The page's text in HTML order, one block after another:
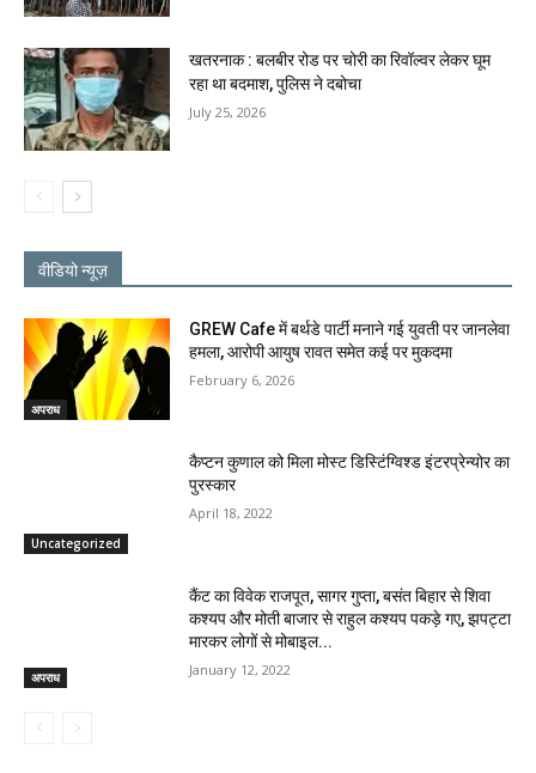
खतरनाक : बलबीर रोड पर चोरी का रिवॉल्वर लेकर घूम
रहा था बदमाश, पुलिस ने दबोचा
July 25, 2026
वीडियो न्यूज़
अपराध
GREW Cafe में बर्थडे पार्टी मनाने गई युवती पर जानलेवा
हमला, आरोपी आयुष रावत समेत कई पर मुकदमा
February 6, 2026
Uncategorized
कैप्टन कुणाल को मिला मोस्ट डिस्टिंग्विश्ड इंटरप्रेन्योर का
पुरस्कार
April 18, 2022
अपराध
कैंट का विवेक राजपूत, सागर गुप्ता, बसंत बिहार से शिवा
कश्यप और मोती बाजार से राहुल कश्यप पकड़े गए, झपट्टा
मारकर लोगों से मोबाइल...
January 12, 2022